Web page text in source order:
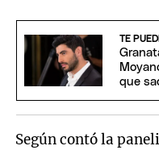
TE
que
Según contó la